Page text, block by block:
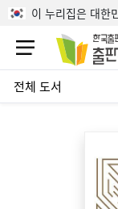
본문으로 바로가기
이 누리집은 대한
전체 도서